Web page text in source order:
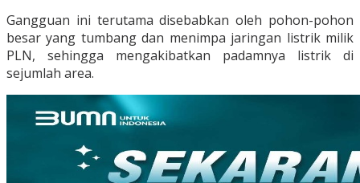
Gangguan ini terutama disebabkan oleh pohon-pohon
besar yang tumbang dan menimpa jaringan listrik milik
PLN, sehingga mengakibatkan padamnya listrik di
sejumlah area.